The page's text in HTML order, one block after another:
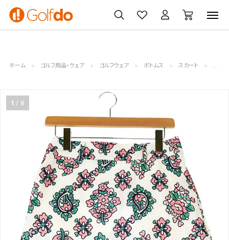
ゴルフ
クラブ
ゴルフ用品
買取
無料査定
クーポン
一覧
ホーム ゴルフ用品・ウェア ゴルフウェア ボトムス スカート レデ
1 8